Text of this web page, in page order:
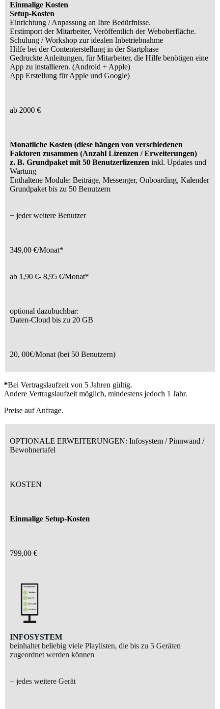
Einmalige Kosten
Setup-Kosten
Einrichtung / Anpassung an Ihre Bedürfnisse.
Erstimport der Mitarbeiter, Veröffentlich der Weboberfläche.
Schulung / Workshop zur idealen Inbetriebnahme
Hilfe bei der Contenterstellung in der Startphase
Gedruckte Anleitungen, für Mitarbeiter, die Hilfe benötigen eine
App zu installieren. (Android + Apple)
App Erstellung für Apple und Google)
ab 2000 €
Monatliche Kosten (diese hängen von verschiedenen
Faktoren zusammen (Anzahl Lizenzen / Erweiterungen)
z. B. Grundpaket mit 50 Benutzerlizenzen inkl. Updates und
Wartung
Enthaltene Module: Beiträge, Messenger, Onboarding, Kalender
Grundpaket bis zu 50 Benutzern
+ jeder weitere Benutzer
349,00 €/Monat*
ab 1,90 €- 8,95 €/Monat*
optional dazubuchbar:
Daten-Cloud bis zu 20 GB
20, 00€/Monat (bei 50 Benutzern)
*Bei Vertragslaufzeit von 5 Jahren gültig.
Andere Vertragslaufzeit möglich, mindestens jedoch 1 Jahr.
Preise auf Anfrage.
OPTIONALE ERWEITERUNGEN: Infosystem / Pinnwand /
Bewohnertafel
KOSTEN
Einmalige Setup-Kosten
799,00 €
INFOSYSTEM
beinhaltet beliebig viele Playlisten, die bis zu 5 Geräten
zugeordnet werden können
+ jedes weitere Gerät